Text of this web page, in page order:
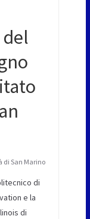
di San Marino
di
e la
di